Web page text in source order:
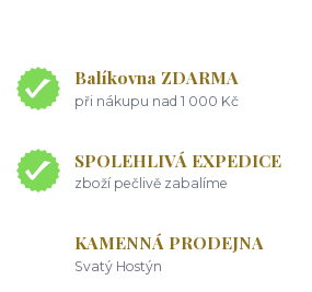
Balíkovna ZDARMA
při nákupu nad 1 000 Kč
SPOLEHLIVÁ EXPEDICE
zboží pečlivě zabalíme
KAMENNÁ PRODEJNA
Svatý Hostýn